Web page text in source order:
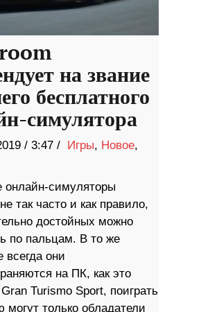
на звание
бесплатного
симулятора
/ 3:47 / Игры, Новое,
онлайн-симуляторы
так часто и как правило,
достойных можно
по пальцам. В то же
всегда они
на ПК, как это
Gran Turismo Sport, поиграть
могут только обладатели